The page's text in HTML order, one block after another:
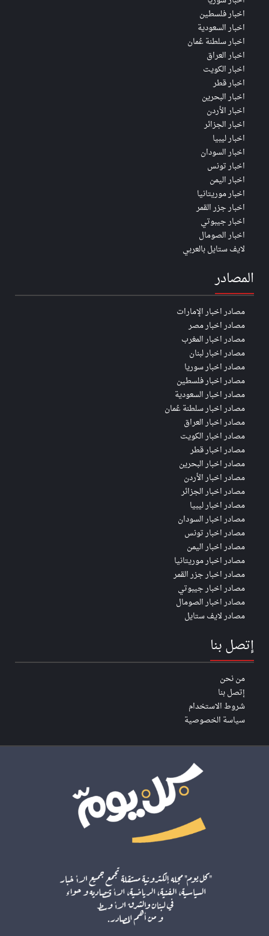
اخبار فلسطين
اخبار السعودية
اخبار سلطنة عُمان
اخبار العراق
اخبار الكويت
اخبار قطر
اخبار البحرين
اخبار الأردن
اخبار الجزائر
اخبار ليبيا
اخبار السودان
اخبار تونس
اخبار اليمن
اخبار موريتانيا
اخبار جزر القمر
اخبار جيبوتي
اخبار الصومال
لايف ستايل بالعربي
المصادر
مصادر اخبار الإمارات
مصادر اخبار مصر
مصادر اخبار المغرب
مصادر اخبار لبنان
مصادر اخبار سوريا
مصادر اخبار فلسطين
مصادر اخبار السعودية
مصادر اخبار سلطنة عُمان
مصادر اخبار العراق
مصادر اخبار الكويت
مصادر اخبار قطر
مصادر اخبار البحرين
مصادر اخبار الأردن
مصادر اخبار الجزائر
مصادر اخبار ليبيا
مصادر اخبار السودان
مصادر اخبار تونس
مصادر اخبار اليمن
مصادر اخبار موريتانيا
مصادر اخبار جزر القمر
مصادر اخبار جيبوتي
مصادر اخبار الصومال
مصادر لايف ستايل
إتصل بنا
من نحن
إتصل بنا
شروط الاستخدام
سياسة الخصوصية